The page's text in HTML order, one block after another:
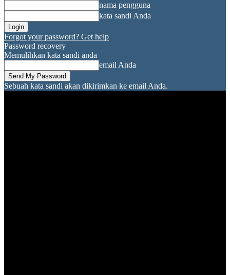
nama pengguna
kata sandi Anda
Forgot your password? Get help
Password recovery
Memulihkan kata sandi anda
email Anda
Sebuah kata sandi akan dikirimkan ke email Anda.